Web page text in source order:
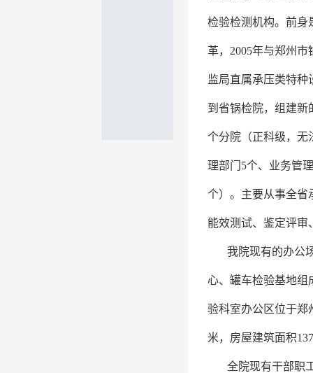
检验检测机构。前身
革，2005年与郑州
监局直属承压类特
到省锅检院，组建新
个分院（正科级，无
理部门5个、业务管
个）。主要从事全省
能效测试、鉴定评审
我院现有的办公
心、罐车检验基地组
验科室办公区位于郑
米，房屋建筑面积
全院现有干部职工